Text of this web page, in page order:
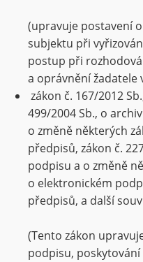
(upravuje postavení
subjektu při
postup při
a oprávnění
zákon č. 167/2012
499/2004 Sb., o
o změně některých
předpisů, zákon č.
podpisu a o změně
o elektronickém
předpisů, a další
(Tento zákon
podpisu,